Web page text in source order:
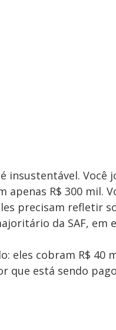
insustentável. Você
apenas R$ 300 mil.
precisam refletir
da SAF, em
eles cobram R$ 40
que está sendo